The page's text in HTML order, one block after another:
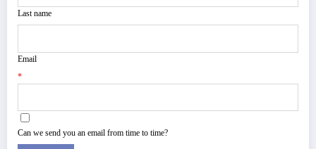
Last name
Email
*
Can we send you an email from time to time?